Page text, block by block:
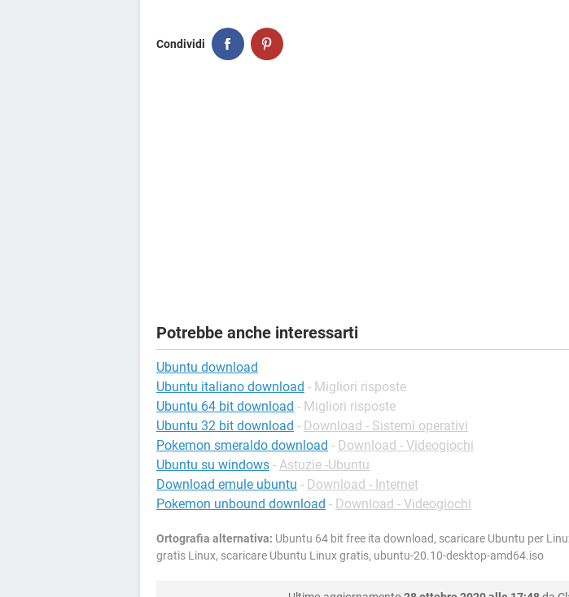
Condividi
Potrebbe anche interessarti
Ubuntu download
Ubuntu italiano download - Migliori risposte
Ubuntu 64 bit download - Migliori risposte
Ubuntu 32 bit download - Download - Sistemi operativi
Pokemon smeraldo download - Download - Videogiochi
Ubuntu su windows - Astuzie -Ubuntu
Download emule ubuntu - Download - Internet
Pokemon unbound download - Download - Videogiochi
Ortografia alternativa: Ubuntu 64 bit free ita download, scaricare Ubuntu per
gratis Linux, scaricare Ubuntu Linux gratis, ubuntu-20.10-desktop-amd64.iso